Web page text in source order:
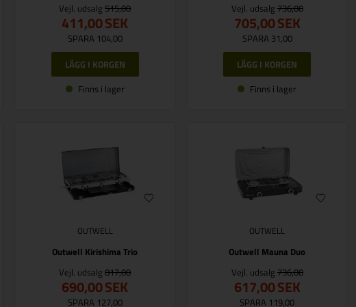
Vejl. udsalg515,00
411,00SEK
SPARA 104,00
Finns i lager
Vejl. udsalg 736,00
705,00SEK
SPARA 31,00
Finns i lager
OUTWELL
Outwell Kirishima Trio
Vejl. udsalg817,00
690,00SEK
SPARA 127,00
OUTWELL
Outwell Mauna Duo
Vejl. udsalg 736,00
617,00SEK
SPARA 119,00